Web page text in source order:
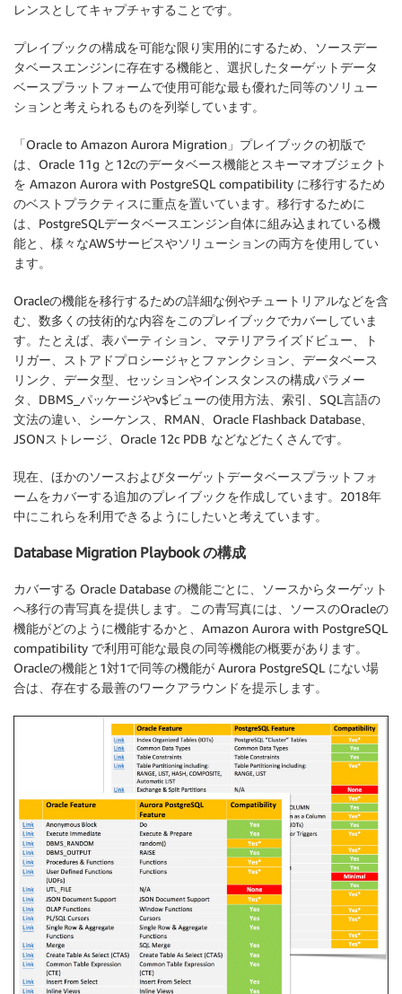
レンスとしてキャプチャすることです。
プレイブックの構成を可能な限り実用的にするため、ソースデー
タベースエンジンに存在する機能と、選択したターゲットデータ
ベースプラットフォームで使用可能な最も優れた同等のソリュー
ションと考えられるものを列挙しています。
「Oracle to Amazon Aurora Migration」プレイブックの初版で
は、Oracle 11g と12cのデータベース機能とスキーマオブジェクト
を Amazon Aurora with PostgreSQL compatibility に移行するため
のベストプラクティスに重点を置いています。移行するために
は、PostgreSQLデータベースエンジン自体に組み込まれている機
能と、様々なAWSサービスやソリューションの両方を使用してい
ます。
Oracleの機能を移行するための詳細な例やチュートリアルなどを含
む、数多くの技術的な内容をこのプレイブックでカバーしていま
す。たとえば、表パーティション、マテリアライズドビュー、ト
リガー、ストアドプロシージャとファンクション、データベース
リンク、データ型、セッションやインスタンスの構成パラメー
タ、DBMS_パッケージやv$ビューの使用方法、索引、SQL言語の
文法の違い、シーケンス、RMAN、Oracle Flashback Database、
JSONストレージ、Oracle 12c PDB などなどたくさんです。
現在、ほかのソースおよびターゲットデータベースプラットフォ
ームをカバーする追加のプレイブックを作成しています。2018年
中にこれらを利用できるようにしたいと考えています。
Database Migration Playbook の構成
カバーする Oracle Database の機能ごとに、ソースからターゲット
へ移行の青写真を提供します。この青写真には、ソースのOracleの
機能がどのように機能するかと、Amazon Aurora with PostgreSQL
compatibility で利用可能な最良の同等機能の概要があります。
Oracleの機能と1対1で同等の機能が Aurora PostgreSQL にない場
合は、存在する最善のワークアラウンドを提示します。